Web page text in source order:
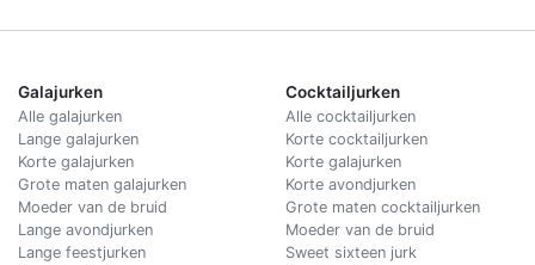
Galajurken
Alle galajurken
Lange galajurken
Korte galajurken
Grote maten galajurken
Moeder van de bruid
Lange avondjurken
Lange feestjurken
Cocktailjurken
Alle cocktailjurken
Korte cocktailjurken
Korte galajurken
Korte avondjurken
Grote maten cocktailjurken
Moeder van de bruid
Sweet sixteen jurk